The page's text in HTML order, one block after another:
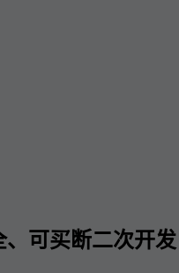
可买断二次开